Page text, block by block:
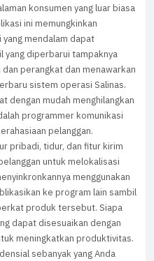
konsumen yang luar biasa
ini memungkinkan
mendalam dapat
yang diperbarui tampaknya
perangkat dan menawarkan
sistem operasi Salinas.
dengan mudah menghilangkan
programmer komunikasi
pelanggan.
pribadi, tidur, dan fitur kirim
untuk melokalisasi
menggunakan
ke program lain sambil
produk tersebut. Siapa
dapat disesuaikan dengan
meningkatkan produktivitas.
sebanyak yang Anda